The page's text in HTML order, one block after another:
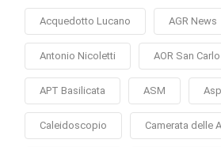
Acquedotto Lucano AGR News
Antonio Nicoletti AOR San Carlo
APT Basilicata ASM Asp
Caleidoscopio Camerata delle